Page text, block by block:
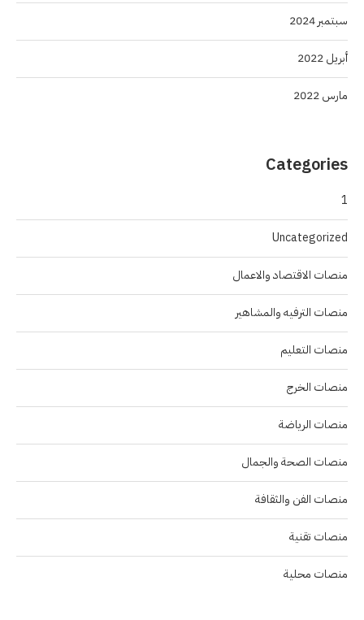
سبتمبر 2024
أبريل 2022
مارس 2022
Categories
1
Uncategorized
منصات الاقتصاد والاعمال
منصات الترفيه والمشاهير
منصات التعليم
منصات الخرج
منصات الرياضة
منصات الصحة والجمال
منصات الفن والثقافة
منصات تقنية
منصات محلية